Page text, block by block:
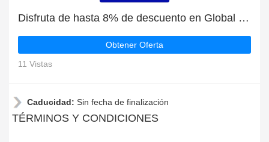
Disfruta de hasta 8% de descuento en Global Square exclusivamente
Obtener Oferta
11 Vistas
Caducidad: Sin fecha de finalización
TÉRMINOS Y CONDICIONES